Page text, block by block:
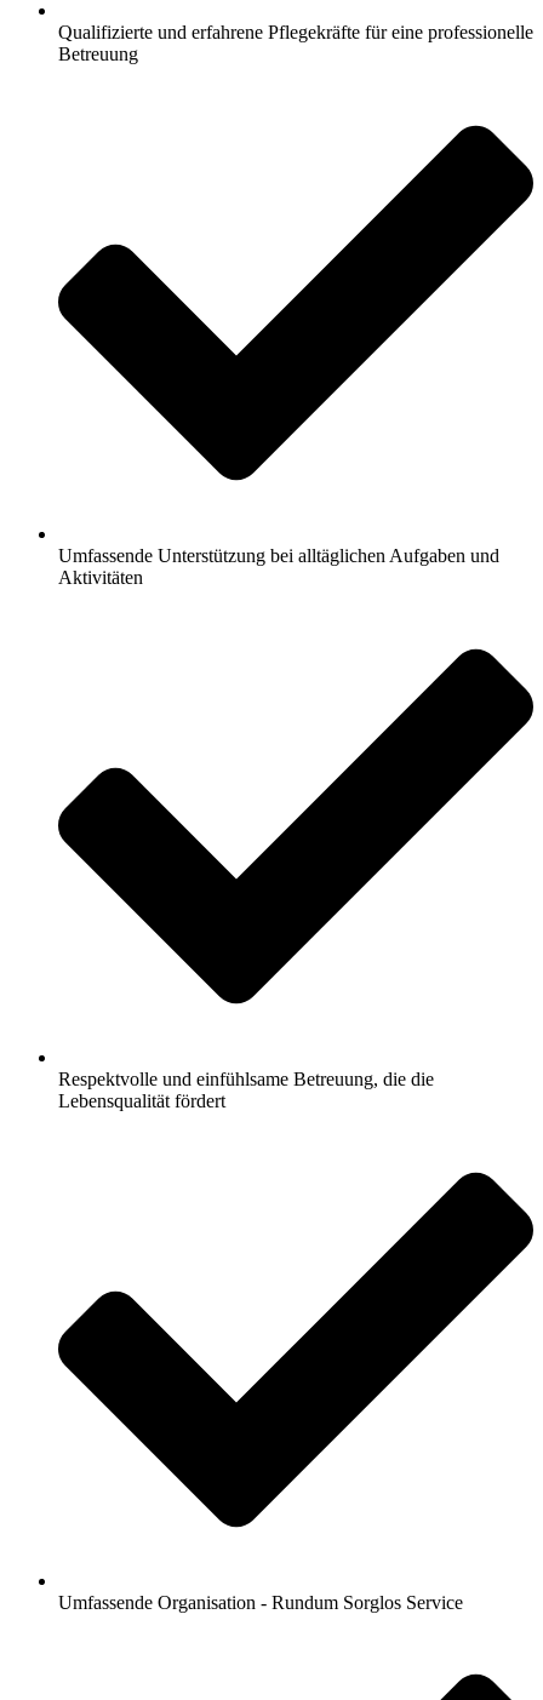
Qualifizierte und erfahrene Pflegekräfte für eine professionelle
Betreuung
Umfassende Unterstützung bei alltäglichen Aufgaben und
Aktivitäten
Respektvolle und einfühlsame Betreuung, die die
Lebensqualität fördert
Umfassende Organisation - Rundum Sorglos Service